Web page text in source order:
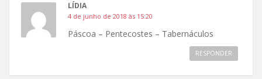
LÍDIA
4 de junho de 2018 às 15:20
Páscoa – Pentecostes – Tabernáculos
RESPONDER